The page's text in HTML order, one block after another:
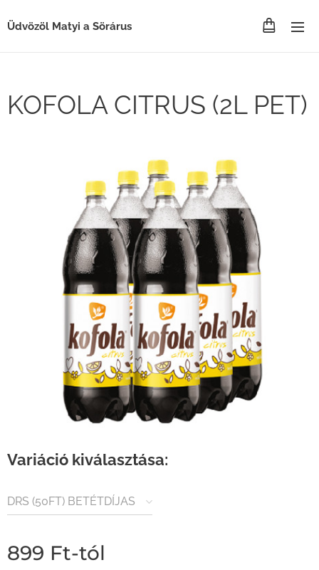
Üdvözöl Matyi a Sörárus
KOFOLA CITRUS (2L PET)
Variáció kiválasztása:
DRS (50FT) BETÉTDÍJAS
899 Ft-tól